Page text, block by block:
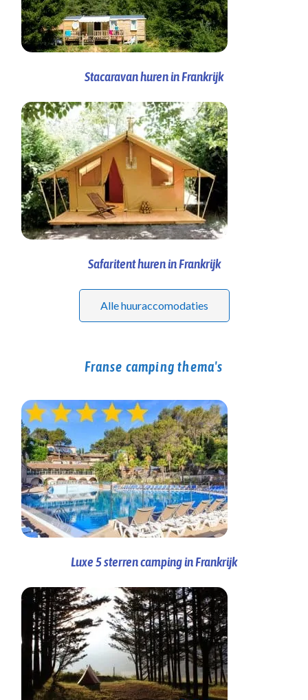
Stacaravan huren in Frankrijk
Safaritent huren in Frankrijk
Alle huuraccomodaties
Franse camping thema's
Luxe 5 sterren camping in Frankrijk